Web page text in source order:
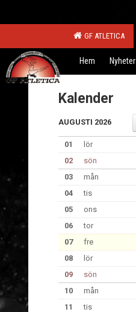
GF ATLETICA
Hem Nyheter
Kalender
AUGUSTI 2026
01
lör
02
sön
03
mån
04
tis
05
ons
06
tor
07
fre
08
lör
09
sön
10
mån
11
tis